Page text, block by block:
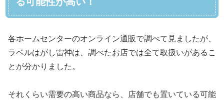
各ホームセンターのオンライン通販で調べて見ましたが、
ラベルはがし雷神は、調べたお店では全て取扱いがあるこ
とが分かりました。
それくらい需要の高い商品なら、店舗でも置いている可能